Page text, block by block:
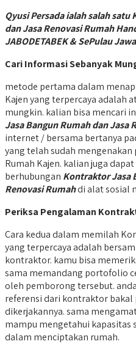
Qyusi Persada ialah salah
dan Jasa Renovasi Rumah
JABODETABEK & SePulau Jawa
Cari Informasi Sebanyak
metode pertama dalam
Kajen yang terpercaya adalah
mungkin. kalian bisa mencari
Jasa Bangun Rumah dan Jasa
internet / bersama bertanya
yang telah sudah
Rumah Kajen. kalian juga
berhubungan Kontraktor Jasa
Renovasi Rumahdi alat sosial
Periksa Pengalaman
Cara kedua dalam memilah
yang terpercaya adalah
kontraktor. kamu bisa
sama memandang portofolio
oleh pemborong tersebut.
referensi dari kontraktor bakal
dikerjakannya. sama
mampu mengetahui
dalam menciptakan rumah.